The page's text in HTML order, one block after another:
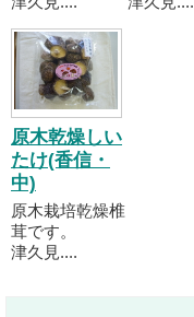
原木乾燥しい
たけ(香信・
中)
原木栽培乾燥椎
茸です。
津久見....